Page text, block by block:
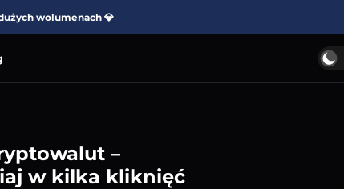
wolumenach 💎
–
w kilka kliknięć